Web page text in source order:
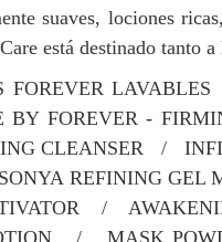
suaves, lociones
está destinado tanto
FOREVER -
CLEANSER /
REFINING
/
/ MASK